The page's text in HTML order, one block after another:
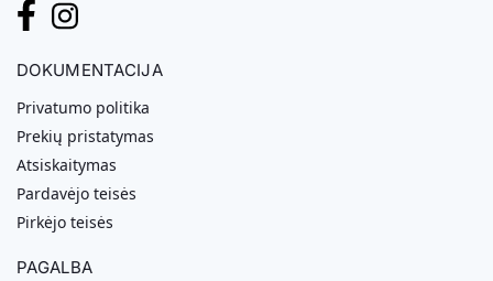
DOKUMENTACIJA
Privatumo politika
Prekių pristatymas
Atsiskaitymas
Pardavėjo teisės
Pirkėjo teisės
PAGALBA